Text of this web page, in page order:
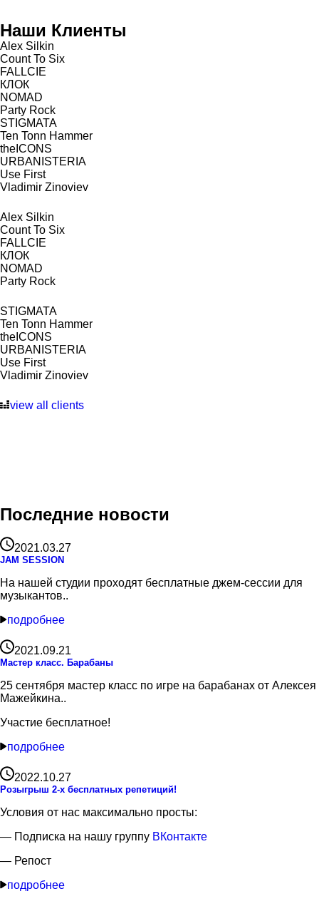
Наши Клиенты
Alex Silkin
Count To Six
FALLCIE
КЛОК
NOMAD
Party Rock
STIGMATA
Ten Tonn Hammer
theICONS
URBANISTERIA
Use First
Vladimir Zinoviev
Alex Silkin
Count To Six
FALLCIE
КЛОК
NOMAD
Party Rock
STIGMATA
Ten Tonn Hammer
theICONS
URBANISTERIA
Use First
Vladimir Zinoviev
view all clients
Последние новости
2021.03.27
JAM SESSION
На нашей студии проходят бесплатные джем-сессии для
музыкантов..
подробнее
2021.09.21
Мастер класс. Барабаны
25 сентября мастер класс по игре на барабанах от Алексея
Мажейкина..
Участие бесплатное!
подробнее
2022.10.27
Розыгрыш 2-х бесплатных репетиций!
Условия от нас максимально просты:
— Подписка на нашу группу ВКонтакте
— Репост
подробнее